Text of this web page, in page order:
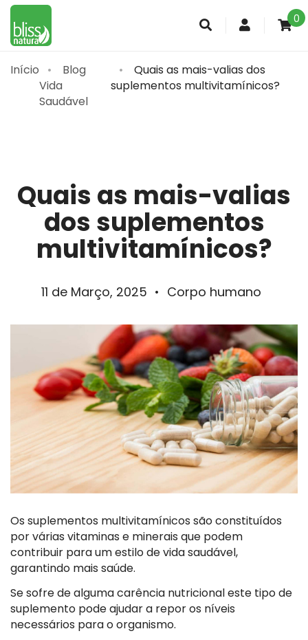
Conta 0
Início
Blog
Vida
Saudável
Quais as mais-valias dos
suplementos multivitamínicos?
Quais as mais-valias
dos suplementos
multivitamínicos?
11 de Março, 2025 • Corpo humano
Os suplementos multivitamínicos são constituídos
por várias vitaminas e minerais que podem
contribuir para um estilo de vida saudável,
garantindo mais saúde.
Se sofre de alguma carência nutricional este tipo de
suplemento pode ajudar a repor os níveis
necessários para o organismo.